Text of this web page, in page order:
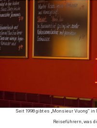
Seit 1998 gibt es „Monsieur Vuong“
Reiseführern, was